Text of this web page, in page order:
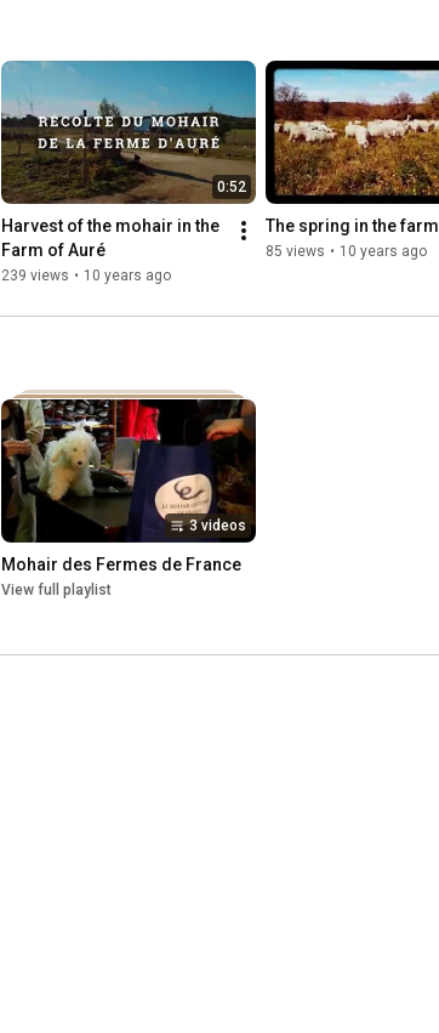
0:52
Harvest of the mohair in the
Farm of Auré
239 views • 10 years ago
The spring in the farm
85 views • 10 years ago
3 videos
Mohair des Fermes de France
View full playlist